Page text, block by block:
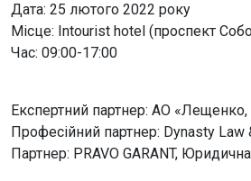
Дата: 25 лютого 2022 року
Місце: Intourist hotel (проспект
Час: 09:00-17:00
Експертний партнер: АО
Професійний партнер: Dynasty Law
Партнер: PRAVO GARANT,